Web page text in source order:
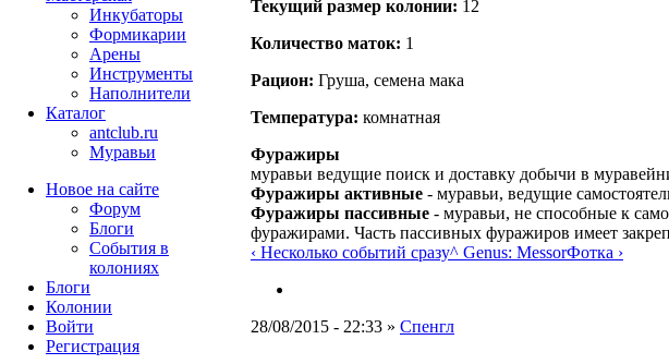
Текущий размер кoлонии: 12
Количество маток: 1
Рацион: Груша, семена мака
Температура: комнатная
Фуражиры
муравьи ведущие поиск и доставку добычи в
Фуражиры активные - муравьи, ведущие
Фуражиры пассивные - муравьи, не способные к
фуражирами. Часть пассивных фуражиров имеет
‹ Несколько событий сразу^ Genus: MessorФотка ›
28/08/2015 - 22:33 » Спенгл
Инкубаторы
Формикарии
Арены
Инструменты
Наполнители
Каталог
antclub.ru
Муравьи
Новое на сайте
Форум
Блоги
События в
колониях
Блоги
Колонии
Войти
Peгиcтpaция